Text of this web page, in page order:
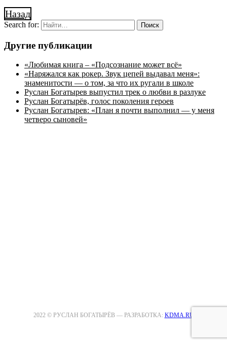
Назад
Search for:
Другие публикации
«Любимая книга – «Подсознание может всё»
«Наряжался как рокер. Звук цепей выдавал меня»:
знаменитости — о том, за что их ругали в школе
Руслан Богатырев выпустил трек о любви в разлуке
Руслан Богатырёв, голос поколения героев
Руслан Богатырев: «План я почти выполнил — у меня
четверо сыновей»
2022 © РУСЛАН БОГАТЫРЁВ — РАЗРАБОТКА: KDMA.RU